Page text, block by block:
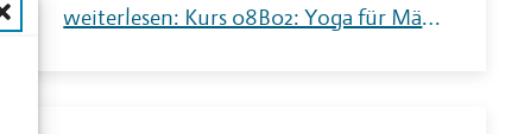
weiterlesen: Kurs 08B02: Yoga für Männer in Nendeln